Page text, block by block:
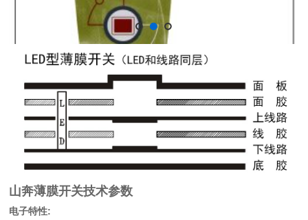
山奔薄膜开关技术参数
电子特性: